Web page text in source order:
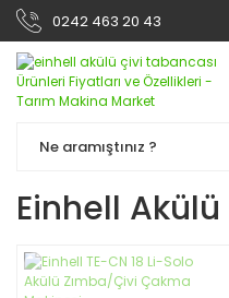
0242 463 20 43
Einhell